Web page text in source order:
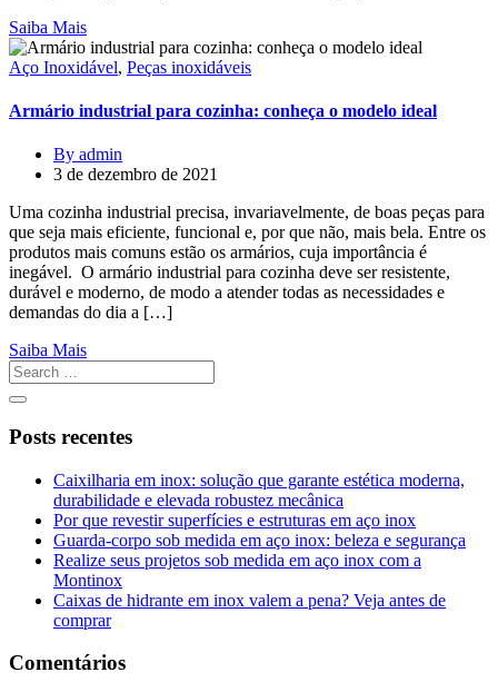
Saiba Mais
Aço Inoxidável, Peças inoxidáveis
Armário industrial para cozinha: conheça o modelo ideal
By admin
3 de dezembro de 2021
Uma cozinha industrial precisa, invariavelmente, de boas peças para
que seja mais eficiente, funcional e, por que não, mais bela. Entre os
produtos mais comuns estão os armários, cuja importância é
inegável. O armário industrial para cozinha deve ser resistente,
durável e moderno, de modo a atender todas as necessidades e
demandas do dia a […]
Saiba Mais
Posts recentes
Caixilharia em inox: solução que garante estética moderna,
durabilidade e elevada robustez mecânica
Por que revestir superfícies e estruturas em aço inox
Guarda-corpo sob medida em aço inox: beleza e segurança
Realize seus projetos sob medida em aço inox com a
Montinox
Caixas de hidrante em inox valem a pena? Veja antes de
comprar
Comentários